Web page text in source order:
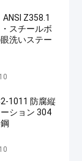
Z358.1
スチールボ
洗いステー
と 目 洗い
1011 防腐縦
ション 304
と 目 洗い